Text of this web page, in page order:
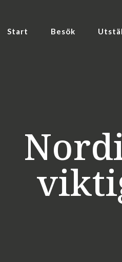
Start Besök